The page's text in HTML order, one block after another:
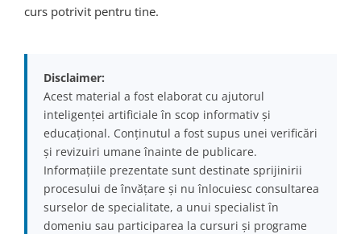
curs potrivit pentru tine.
Disclaimer:
Acest material a fost elaborat cu ajutorul
inteligenței artificiale în scop informativ și
educațional. Conținutul a fost supus unei verificări
și revizuiri umane înainte de publicare.
Informațiile prezentate sunt destinate sprijinirii
procesului de învățare și nu înlocuiesc consultarea
surselor de specialitate, a unui specialist în
domeniu sau participarea la cursuri și programe